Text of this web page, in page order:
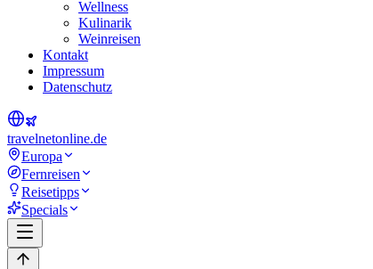
Wellness
Kulinarik
Weinreisen
Kontakt
Impressum
Datenschutz
travelnetonline.de
Europa
Fernreisen
Reisetipps
Specials